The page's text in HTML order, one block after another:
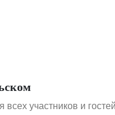
участников и